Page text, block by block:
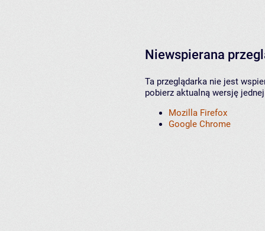
Niewspierana
Ta przeglądarka nie jest
pobierz aktualną wersję
Mozilla Firefox
Google Chrome